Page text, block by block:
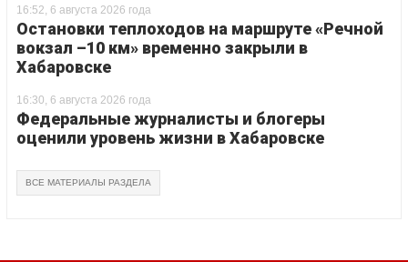
16:52, 6 августа 2026 года
Остановки теплоходов на маршруте «Речной
вокзал –10 км» временно закрыли в
Хабаровске
16:30, 6 августа 2026 года
Федеральные журналисты и блогеры
оценили уровень жизни в Хабаровске
ВСЕ МАТЕРИАЛЫ РАЗДЕЛА